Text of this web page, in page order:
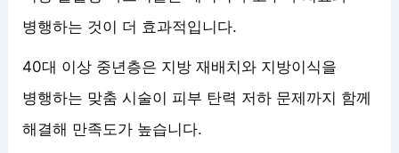
병행하는 것이 더 효과적입니다.
40대 이상 중년층은 지방 재배치와 지방이식을
병행하는 맞춤 시술이 피부 탄력 저하 문제까지 함께
해결해 만족도가 높습니다.